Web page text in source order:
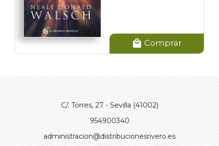
Comprar
C/. Torres, 27 - Sevilla (41002)
954900340
administracion@distribucionesrivero.es